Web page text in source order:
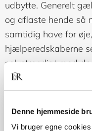
Denne hjemmeside
Vi bruger egne
udbytte. Generelt
og aflaste hende så
samtidig have for
hjælperedskaberne
selvstændigt med
Den visuelle
bearbejder visuelle
med dyslektiske